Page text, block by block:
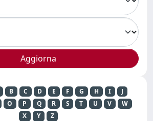
B C D E F G H I
J
O P Q R S T U V
W
X
Y Z